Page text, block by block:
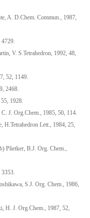
A. D.Chem. Commun., 1987,
V. S.Tetrahedron, 1992, 48,
52, 1149.
2468.
1928.
J. Org.Chem., 1985, 50, 114.
H.Tetrahedron Lett., 1984, 25,
Plietker, B.J. Org. Chem.,
S.J. Org. Chem., 1986,
H. J. Org.Chem., 1987, 52,